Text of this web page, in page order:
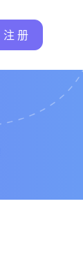
注 册